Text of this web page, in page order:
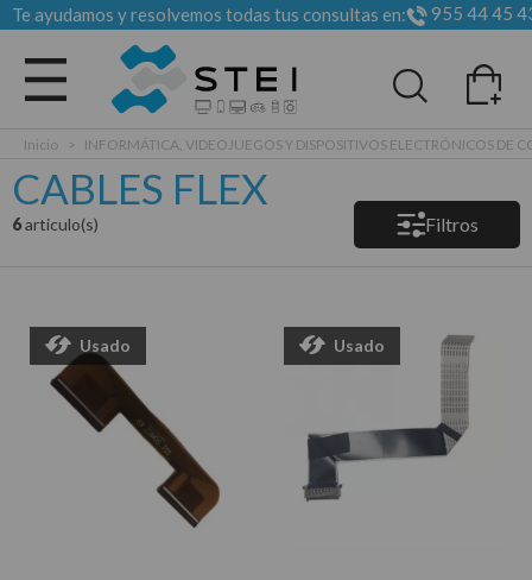
Te ayudamos y resolvemos todas tus consultas en: 955 44 45
Todas las categorias
Inicio > INFORMÁTICA, VIDEOJUEGOS Y DISPOSITIVOS ELECTRÓNICOS DE
CABLES FLEX
6articulo(s) Filtros
Usado Usado